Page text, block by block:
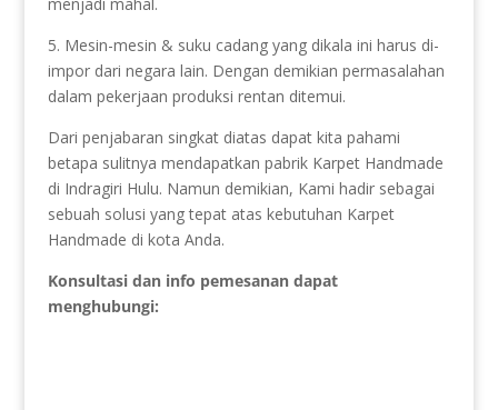
5. Mesin-mesin & suku cadang yang dikala ini harus di-
impor dari negara lain. Dengan demikian permasalahan
dalam pekerjaan produksi rentan ditemui.
Dari penjabaran singkat diatas dapat kita pahami
betapa sulitnya mendapatkan pabrik Karpet Handmade
di Indragiri Hulu. Namun demikian, Kami hadir sebagai
sebuah solusi yang tepat atas kebutuhan Karpet
Handmade di kota Anda.
Konsultasi dan info pemesanan dapat
menghubungi: